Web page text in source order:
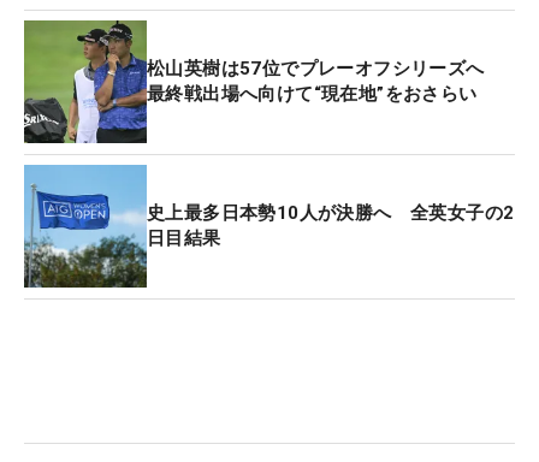
「キャディには『こんな暑さ、何でもないよ』って
言ってたんだけど、きょうになって僕の間違いに気
づいたよ。いつもとは違う暑さだ」
そう語ったのは、トータル9アンダー・単独2位につ
けたジョーダン・スピース（米国）。この日の午
後、気温と湿度で計算される指針『ヒートインデッ
クス』は「111」に達した。熱中症のなりやすさ
は“非常に危険”とされる値で、この数字はPGAツア
えば、単独首位に立ったルーカス・グローバー（米
松山英樹は57位でプレーオフシリーズへ
最終戦出場へ向けて“現在地”をおさらい
史上最多日本勢10人が決勝へ 全英女子の2
日目結果